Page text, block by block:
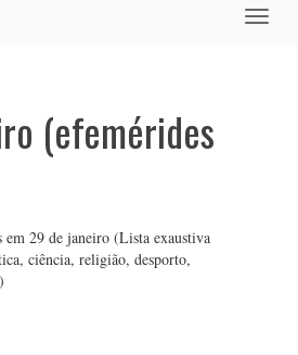
Toggle
(efemérides
em 29 de janeiro (Lista exaustiva
ciência, religião, desporto,